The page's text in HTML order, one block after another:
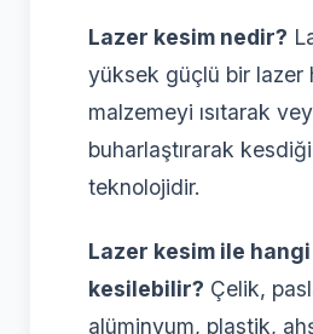
Lazer kesim nedir?
yüksek güçlü bir lazer
malzemeyi ısıtarak
buharlaştırarak
teknolojidir.
Lazer kesim ile
kesilebilir? Çelik,
alüminyum, plastik,